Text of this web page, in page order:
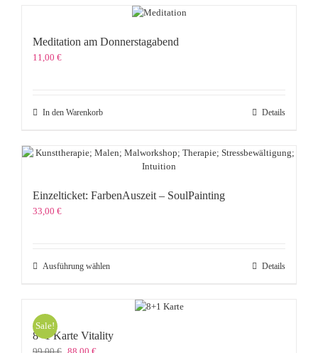
Meditation am Donnerstagabend
11,00 €
In den Warenkorb Details
Einzelticket: FarbenAuszeit – SoulPainting
33,00 €
Ausführung wählenDieses
mehrere
auf.
Details
Sale!
8+1 Karte Vitality
Ursprünglicher
Aktueller